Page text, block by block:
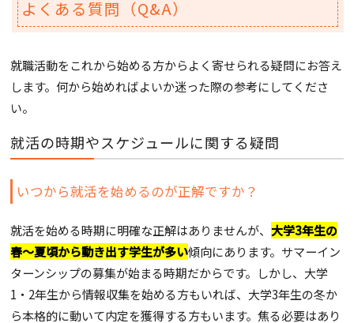
よくある質問（Q&A）
就職活動をこれから始める方からよく寄せられる疑問にお答え
します。何から始めればよいか迷った際の参考にしてくださ
い。
就活の時期やスケジュールに関する疑問
いつから就活を始めるのが正解ですか？
就活を始める時期に明確な正解はありませんが、大学3年生の
春～夏頃から動き出す学生が多い傾向にあります。サマーイン
ターンシップの募集が始まる時期だからです。しかし、大学
1・2年生から情報収集を始める方もいれば、大学3年生の冬か
ら本格的に動いて内定を獲得する方もいます。焦る必要はあり